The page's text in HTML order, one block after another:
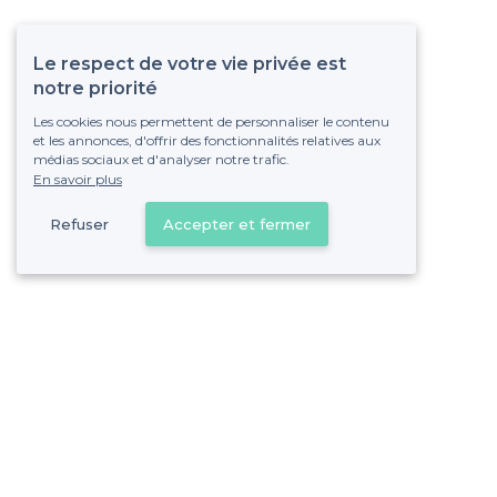
Le respect de votre vie privée est
notre priorité
Les cookies nous permettent de personnaliser le contenu
et les annonces, d'offrir des fonctionnalités relatives aux
médias sociaux et d'analyser notre trafic.
En savoir plus
Refuser Accepter et fermer